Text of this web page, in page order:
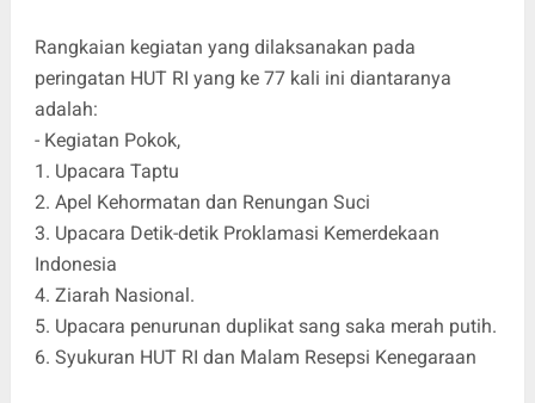
Rangkaian kegiatan yang dilaksanakan pada
peringatan HUT RI yang ke 77 kali ini diantaranya
adalah:
- Kegiatan Pokok,
1. Upacara Taptu
2. Apel Kehormatan dan Renungan Suci
3. Upacara Detik-detik Proklamasi Kemerdekaan
Indonesia
4. Ziarah Nasional.
5. Upacara penurunan duplikat sang saka merah putih.
6. Syukuran HUT RI dan Malam Resepsi Kenegaraan